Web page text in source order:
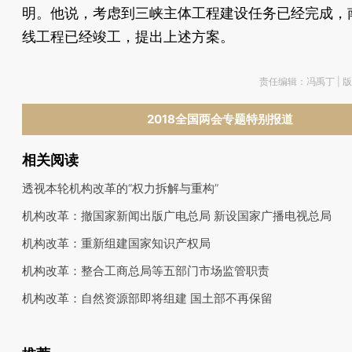
明。他说，考虑到三峡主体工程建设任务已经完成，
线工程已经竣工，提出上述方案。
责任编辑：冯禹丁 |
2018全国两会专题特别报道
相关阅读
透视本轮机构改革的“权力拆解与重构”
机构改革：撤国家新闻出版广电总局 新设国家广播电视总局
机构改革：重新组建国家知识产权局
机构改革：整合工商总局等五部门市场监管职责
机构改革：自然资源部即将组建 国土部不再保留